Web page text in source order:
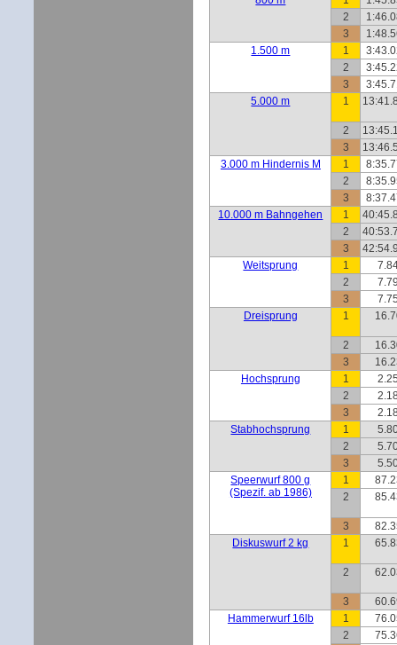
2
3
1.500 m
1
2
3
5.000 m
1
2
3
3.000 m Hindernis M
1
2
3
10.000 m Bahngehen
1
2
3
Weitsprung
1
2
3
Dreisprung
1
2
3
Hochsprung
1
2
3
Stabhochsprung
1
2
3
Speerwurf 800 g
(Spezif. ab 1986)
1
2
3
Diskuswurf 2 kg
1
2
3
Hammerwurf 16lb
1
2